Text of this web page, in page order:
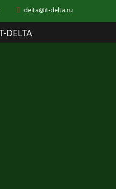
delta@it-delta.ru